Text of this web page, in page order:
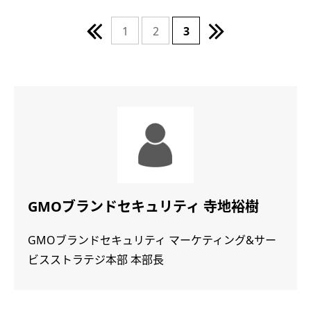
1 2 3
GMOブランドセキュリティ 寺地裕樹
GMOブランドセキュリティ マーケティング&サー
ビスストラテジ本部 本部長